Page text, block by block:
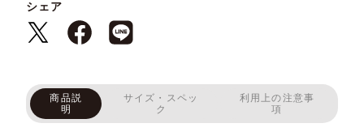
シェア
商品説
明
サイズ・スペッ
ク
利用上の注意事
項